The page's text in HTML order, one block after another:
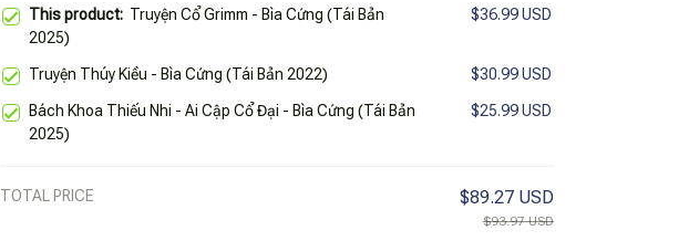
This product: Truyện Cổ Grimm - Bìa Cứng (Tái Bản
2025)
$36.99 USD
Truyện Thúy Kiều - Bìa Cứng (Tái Bản 2022) $30.99 USD
Bách Khoa Thiếu Nhi - Ai Cập Cổ Đại - Bìa Cứng (Tái Bản
2025)
$25.99 USD
TOTAL PRICE $89.27 USD
$93.97 USD